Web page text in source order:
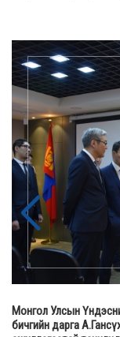
Монгол Улсын
бичгийн дарга